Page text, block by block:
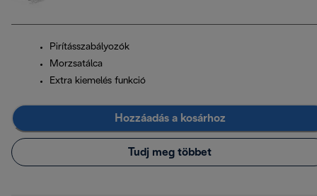
Pirításszabályozók
Morzsatálca
Extra kiemelés funkció
Hozzáadás a kosárhoz
Tudj meg többet